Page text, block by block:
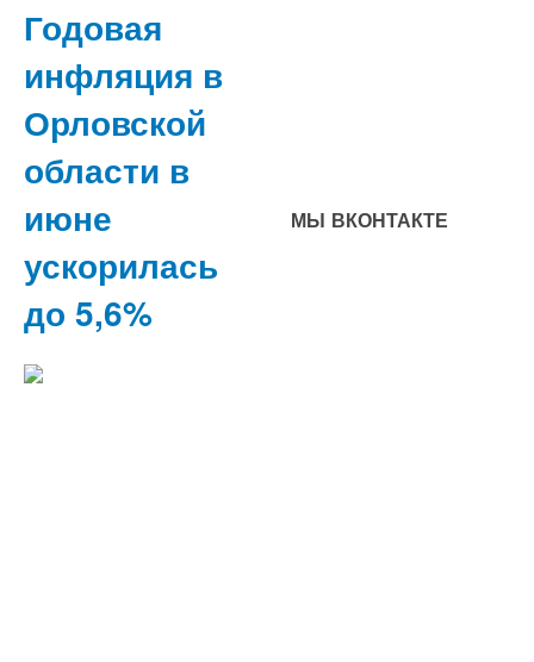
Годовая
инфляция в
Орловской
области в
июне
ускорилась
до 5,6%
МЫ ВКОНТАКТЕ